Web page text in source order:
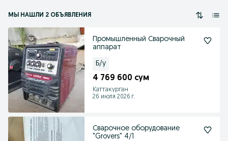
МЫ НАШЛИ 2 ОБЪЯВЛЕНИЯ
Промышленный Сварочный
аппарат
Б/у
4 769 600 сум
Каттакурган
26 июля 2026 г.
Сварочное оборудование
"Grovers" 4/1